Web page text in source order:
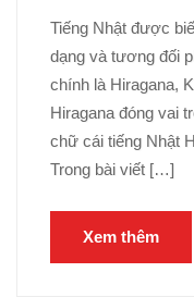
Tiếng Nhật được
dạng và tương đối
chính là Hiragana,
Hiragana đóng vai
chữ cái tiếng Nhật
Trong bài viết […]
Xem thêm